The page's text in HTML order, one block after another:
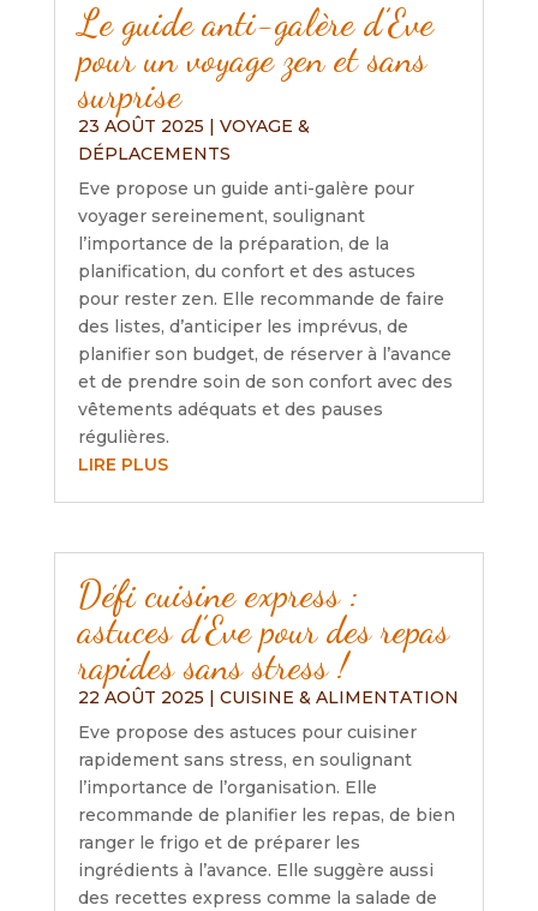
Le guide anti-galère d’Eve
pour un voyage zen et sans
surprise
23 AOÛT 2025 | VOYAGE &
DÉPLACEMENTS
Eve propose un guide anti-galère pour
voyager sereinement, soulignant
l’importance de la préparation, de la
planification, du confort et des astuces
pour rester zen. Elle recommande de faire
des listes, d’anticiper les imprévus, de
planifier son budget, de réserver à l’avance
et de prendre soin de son confort avec des
vêtements adéquats et des pauses
régulières.
LIRE PLUS
Défi cuisine express :
astuces d’Eve pour des repas
rapides sans stress !
22 AOÛT 2025 | CUISINE & ALIMENTATION
Eve propose des astuces pour cuisiner
rapidement sans stress, en soulignant
l’importance de l’organisation. Elle
recommande de planifier les repas, de bien
ranger le frigo et de préparer les
ingrédients à l’avance. Elle suggère aussi
des recettes express comme la salade de